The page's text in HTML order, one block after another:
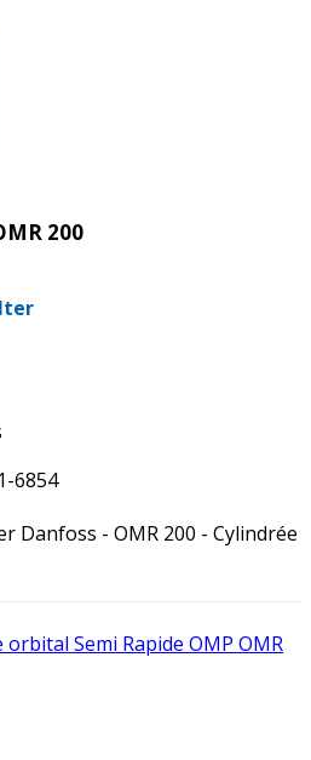
200
6854
Danfoss - OMR 200 - Cylindrée
Semi Rapide OMP OMR